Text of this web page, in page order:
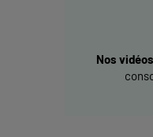
Nos